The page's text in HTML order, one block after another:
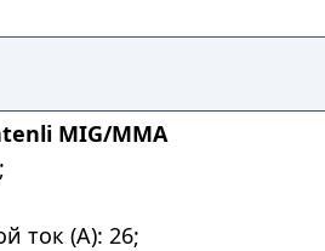
MIG/MMA
ток (А): 26;